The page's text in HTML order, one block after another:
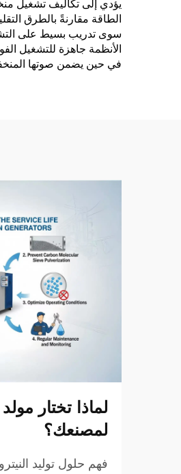
يؤدي إلى تكاليف تشغيل
الطاقة مقارنةً بالطرق
سوى تدريب بسيط على
في حين يضمن صوتها
لماذا تختار
لمصنعك؟
فهم حلول توليد